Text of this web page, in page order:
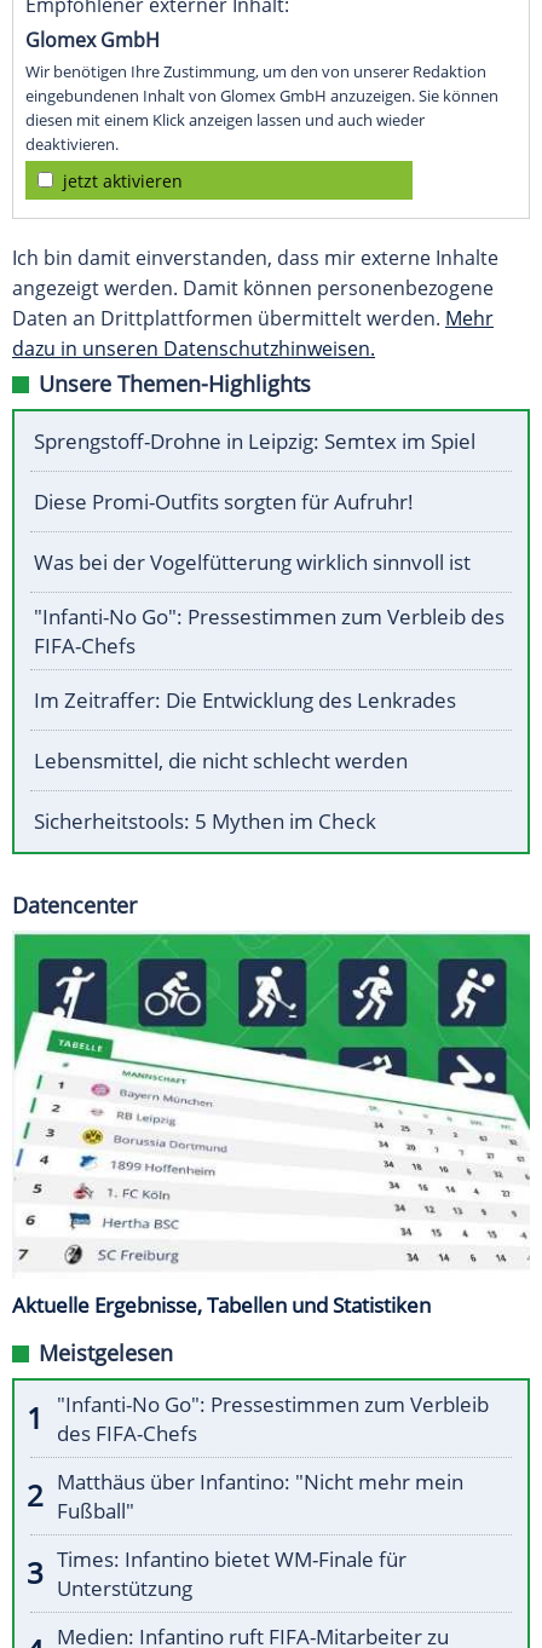
Glomex GmbH
Wir benötigen Ihre Zustimmung, um den von unserer Redaktion
eingebundenen Inhalt von Glomex GmbH anzuzeigen. Sie können
diesen mit einem Klick anzeigen lassen und auch wieder
deaktivieren.
jetzt aktivieren
Ich bin damit einverstanden, dass mir externe Inhalte
angezeigt werden. Damit können personenbezogene
Daten an Drittplattformen übermittelt werden. Mehr
dazu in unseren Datenschutzhinweisen.
Unsere Themen-Highlights
Sprengstoff-Drohne in Leipzig: Semtex im Spiel
Diese Promi-Outfits sorgten für Aufruhr!
Was bei der Vogelfütterung wirklich sinnvoll ist
"Infanti-No Go": Pressestimmen zum Verbleib des
FIFA-Chefs
Im Zeitraffer: Die Entwicklung des Lenkrades
Lebensmittel, die nicht schlecht werden
Sicherheitstools: 5 Mythen im Check
Datencenter
Aktuelle Ergebnisse, Tabellen und Statistiken
Meistgelesen
"Infanti-No Go": Pressestimmen zum Verbleib
des FIFA-Chefs
Matthäus über Infantino: "Nicht mehr mein
Fußball"
Times: Infantino bietet WM-Finale für
Unterstützung
Medien: Infantino ruft FIFA-Mitarbeiter zu